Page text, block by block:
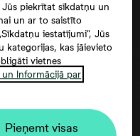
datu
Jūs piekrītat sīkdatņu un
un ar to saistīto
iestatījumi”, Jūs
kategorijas, kas jāievieto
vietnes
Informācijā par
Pieņemt visas